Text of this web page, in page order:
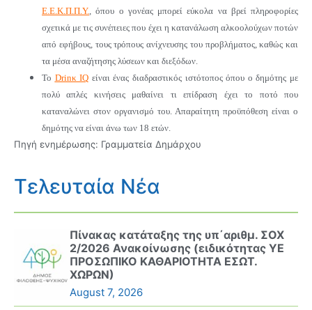
Ε.Ε.Κ.Π.Π.Υ. , όπου ο γονέας μπορεί εύκολα να βρεί πληροφορίες
σχετικά με τις συνέπειες που έχει η κατανάλωση αλκοολούχων ποτών
από εφήβους, τους τρόπους ανίχνευσης του προβλήματος, καθώς και
τα μέσα αναζήτησης λύσεων και διεξόδων.
Το Drinκ IQ είναι ένας διαδραστικός ιστότοπος όπου ο δημότης με
πολύ απλές κινήσεις μαθαίνει τι επίδραση έχει το ποτό που
καταναλώνει στον οργανισμό του. Απαραίτητη προϋπόθεση είναι ο
δημότης να είναι άνω των 18 ετών.
Πηγή ενημέρωσης: Γραμματεία Δημάρχου
Τελευταία Νέα
Πίνακας κατάταξης της υπ΄αριθμ. ΣΟΧ
2/2026 Ανακοίνωσης (ειδικότητας ΥΕ
ΠΡΟΣΩΠΙΚΟ ΚΑΘΑΡΙΟΤΗΤΑ ΕΣΩΤ.
ΧΩΡΩΝ)
August 7, 2026